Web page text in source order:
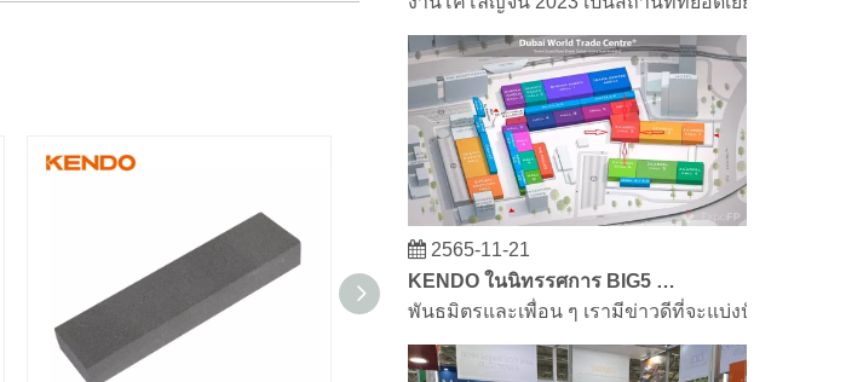
พันธมิตรและเพื่อน ๆ เรามีข่าวดีที่จะแบ่งปันกับคุณ⚒